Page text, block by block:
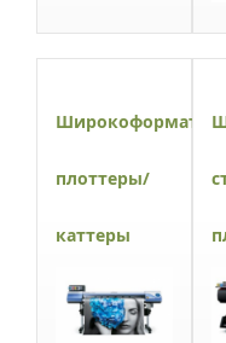
плоттеры/
каттеры